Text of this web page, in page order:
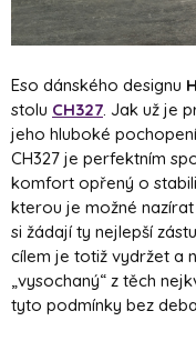
Eso dánského designu
stolu CH327. Jak už je
jeho hluboké
CH327 je perfektním
komfort opřený o
kterou je možné
si žádají ty nejlepší
cílem je totiž vydržet a
„vysochaný“ z těch
tyto podmínky bez